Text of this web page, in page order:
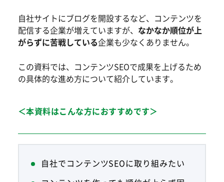
自社サイトにブログを開設するなど、コンテンツを
配信する企業が増えていますが、 なかなか順位が上
がらずに苦戦している企業も少なくありません。
この資料では、コンテンツSEOで成果を上げるため
の具体的な進め方について紹介しています。
＜本資料はこんな方におすすめです＞
自社でコンテンツSEOに取り組みたい